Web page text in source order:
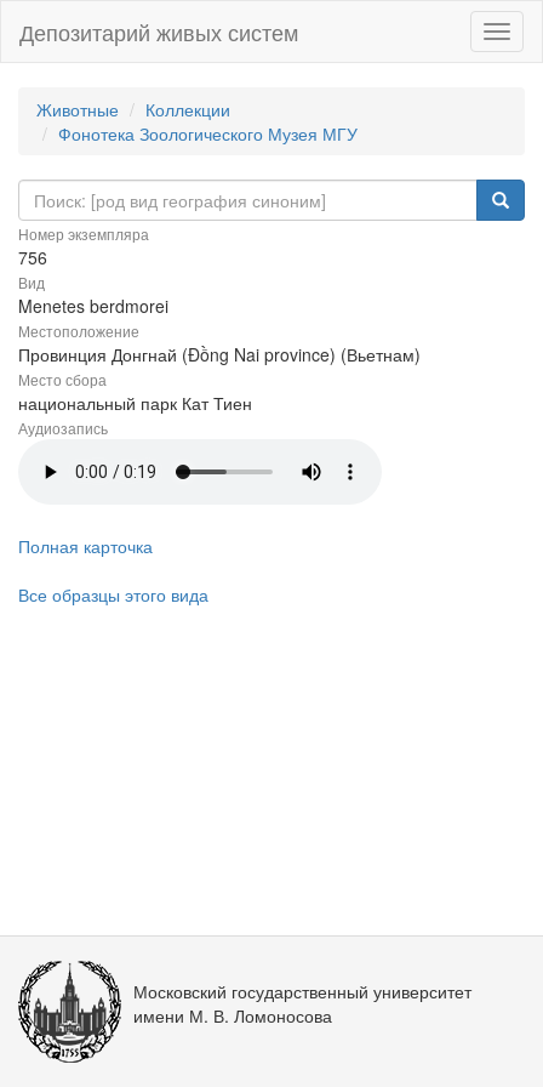
Депозитарий живых систем
Животные
Коллекции
Фонотека Зоологического Музея МГУ
Номер экземпляра
756
Вид
Menetes berdmorei
Местоположение
Провинция Донгнай (Đồng Nai province) (Вьетнам)
Место сбора
национальный парк Кат Тиен
Аудиозапись
Полная карточка
Все образцы этого вида
Московский государственный университет
имени М. В. Ломоносова